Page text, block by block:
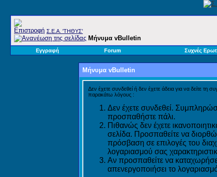
Σ.E.A. 'ΤΗΘΥΣ'
Μήνυμα vBulletin
Εγγραφή Forum Συχνές
Μήνυμα vBulletin
Δεν έχετε συνδεθεί ή δεν έχετε άδεια για να δείτε τη
παρακάτω λόγους :
Δεν έχετε συνδεθεί.
προσπαθήστε πάλι.
Πιθανώς δεν έχετε
σελίδα. Προσπαθείτε να
πρόσβαση σε επιλογές του
λογαριασμού σας
Αν προσπαθείτε να
απενεργοποιήσει το